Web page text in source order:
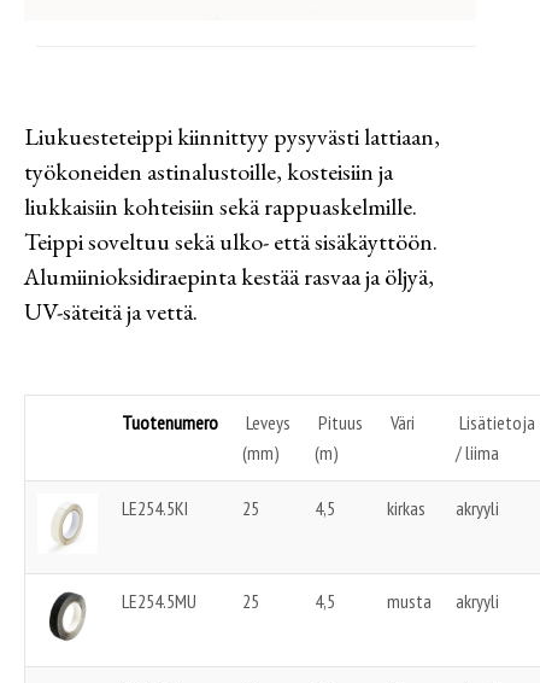
Liukuesteteippi kiinnittyy pysyvästi lattiaan,
työkoneiden astinalustoille, kosteisiin ja
liukkaisiin kohteisiin sekä rappuaskelmille.
Teippi soveltuu sekä ulko- että sisäkäyttöön.
Alumiinioksidiraepinta kestää rasvaa ja öljyä,
UV-säteitä ja vettä.
Tuotenumero
Leveys
(mm)
Pituus
(m)
Väri
Lisätietoja
/ liima
LE254.5KI 25 4,5 kirkas akryyli
LE254.5MU 25 4,5 musta akryyli